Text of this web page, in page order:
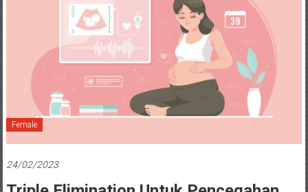
Female
24/02/2023